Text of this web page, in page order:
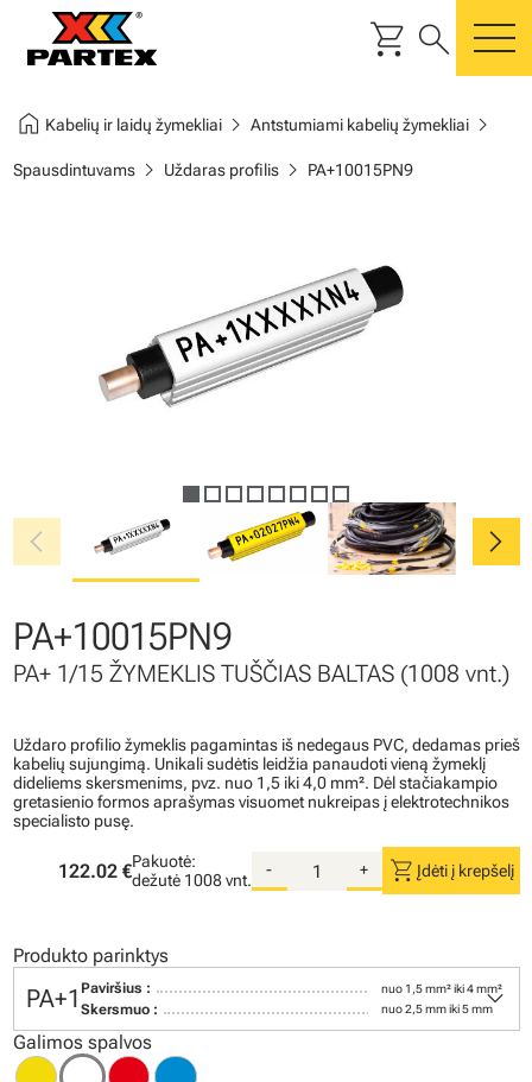
shopping_cart search
home Kabelių ir laidų žymekliaichevron_right Antstumiami kabelių žymekliaichevron_right
Spausdintuvamschevron_right Uždaras profilischevron_right PA+10015PN9
chevron_left chevron_right
PA+10015PN9
PA+ 1/15 ŽYMEKLIS TUŠČIAS BALTAS (1008 vnt.)
Uždaro profilio žymeklis pagamintas iš nedegaus PVC, dedamas prieš
kabelių sujungimą. Unikali sudėtis leidžia panaudoti vieną žymeklį
dideliems skersmenims, pvz. nuo 1,5 iki 4,0 mm². Dėl stačiakampio
gretasienio formos aprašymas visuomet nukreipas į elektrotechnikos
specialisto pusę.
122.02 €Pakuotė:
dežutė 1008 vnt.
- + shopping_cart Įdėti į krepšelį
Produkto parinktys
PA+1 Paviršius : nuo 1,5 mm² iki 4 mm²
Skersmuo : nuo 2,5 mm iki 5 mm
keyboard_arrow_down
Galimos spalvos